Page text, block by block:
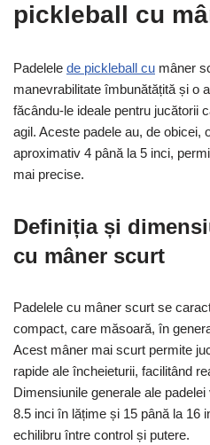
pickleball cu
Padelele de pickleball cu mâner
manevrabilitate îmbunătățită și o
făcându-le ideale pentru jucătorii
agil. Aceste padele au, de obicei,
aproximativ 4 până la 5 inci,
mai precise.
Definiția și
cu mâner scurt
Padelele cu mâner scurt se
compact, care măsoară, în
Acest mâner mai scurt permite
rapide ale încheieturii, facilitând
Dimensiunile generale ale
8.5 inci în lățime și 15 până la 16
echilibru între control și putere.